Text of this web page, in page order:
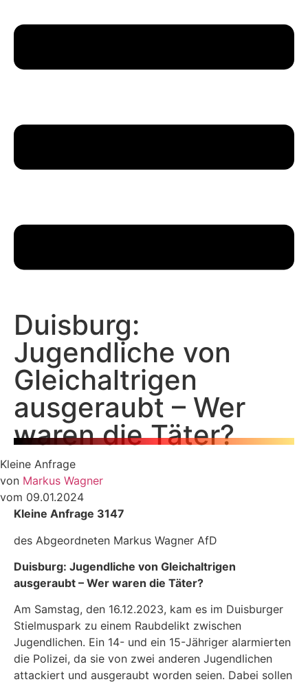
Duisburg:
Jugendliche von
Gleichaltrigen
ausgeraubt – Wer
waren die Täter?
Kleine Anfrage
von Markus Wagner
vom 09.01.2024
Kleine Anfrage 3147
des Abgeordneten Markus Wagner AfD
Duisburg: Jugendliche von Gleichaltrigen
ausgeraubt – Wer waren die Täter?
Am Samstag, den 16.12.2023, kam es im Duisburger
Stielmuspark zu einem Raubdelikt zwischen
Jugendlichen. Ein 14- und ein 15-Jähriger alarmierten
die Polizei, da sie von zwei anderen Jugendlichen
attackiert und ausgeraubt worden seien. Dabei sollen